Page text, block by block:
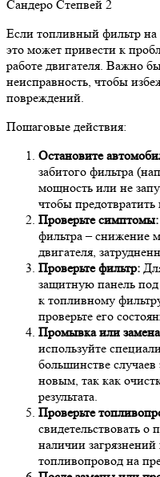
Если топливный фильтр на
это может привести к
работе двигателя. Важно
неисправность, чтобы
повреждений.
Пошаговые действия:
Остановите
забитого фильтра
мощность или не
чтобы
Проверьте симптомы:
фильтра – снижение
двигателя,
Проверьте фильтр:
защитную панель
к топливному
проверьте его
Промывка или
используйте
большинстве
новым, так как
результата.
Проверьте
свидетельствовать о
наличии
топливопровод на